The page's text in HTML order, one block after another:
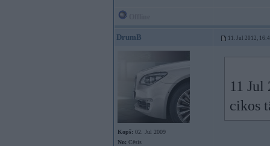
DrumB 11. Jul 2012,
Kopš: 02. Jul 2009
No: Cēsis
11 Jul
cikos